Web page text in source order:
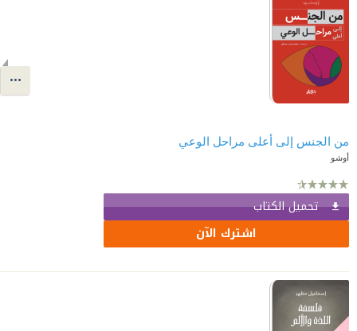
من الجنس إلى أعلى مراحل الوعي
أوشو
تحميل الكتاب
اشترك الآن